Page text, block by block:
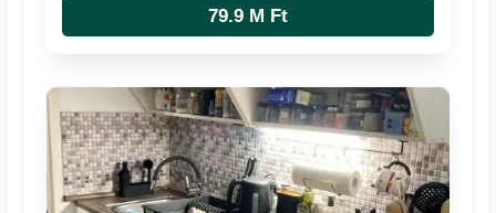
79.9 M Ft